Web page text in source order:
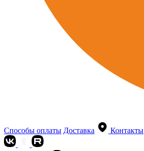
Способы оплаты Доставка Контакты